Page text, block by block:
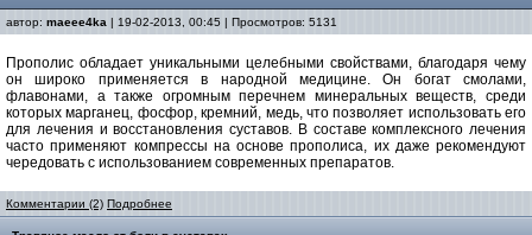
автор: maeee4ka | 19-02-2013, 00:45 | Просмотров: 5131
Прополис обладает уникальными целебными свойствами, благодаря чему
он широко применяется в народной медицине. Он богат смолами,
флавонами, а также огромным перечнем минеральных веществ, среди
которых марганец, фосфор, кремний, медь, что позволяет использовать его
для лечения и восстановления суставов. В составе комплексного лечения
часто применяют компрессы на основе прополиса, их даже рекомендуют
чередовать с использованием современных препаратов.
Комментарии (2) Подробнее